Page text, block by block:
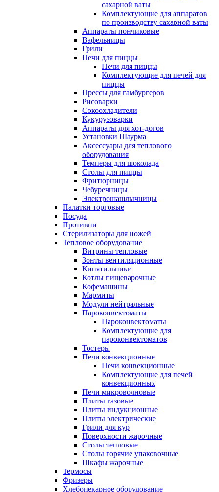
сахарной ваты
Комплектующие для аппаратов
по производству сахарной ваты
Аппараты пончиковые
Вафельницы
Грили
Печи для пиццы
Печи для пиццы
Комплектующие для печей для
пиццы
Прессы для гамбургеров
Рисоварки
Сокоохладители
Кукурузоварки
Аппараты для хот-догов
Установки Шаурма
Аксессуары для теплового
оборудования
Темперы для шоколада
Столы для пиццы
Фритюрницы
Чебуречницы
Электрошашлычницы
Палатки торговые
Посуда
Противни
Стерилизаторы для ножей
Тепловое оборудование
Витрины тепловые
Зонты вентиляционные
Кипятильники
Котлы пищеварочные
Кофемашины
Мармиты
Модули нейтральные
Пароконвектоматы
Пароконвектоматы
Комплектующие для
пароконвектоматов
Тостеры
Печи конвекционные
Печи конвекционные
Комплектующие для печей
конвекционных
Печи микроволновые
Плиты газовые
Плиты индукционные
Плиты электрические
Грили для кур
Поверхности жарочные
Столы тепловые
Столы горячие упаковочные
Шкафы жарочные
Термосы
Фризеры
Хлебопекарное оборудование